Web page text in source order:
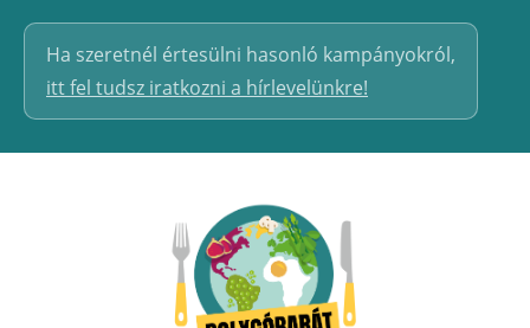
Ha szeretnél értesülni hasonló kampányokról,
itt fel tudsz iratkozni a hírlevelünkre!